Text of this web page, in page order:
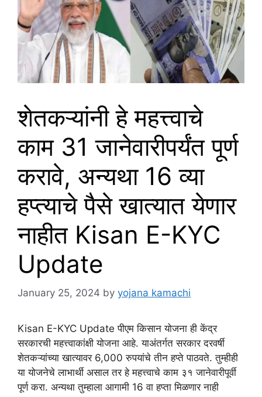
शेतकऱ्यांनी हे महत्त्वाचे
काम 31 जानेवारीपर्यंत पूर्ण
करावे, अन्यथा 16 व्या
हप्त्याचे पैसे खात्यात येणार
नाहीत Kisan E-KYC
Update
January 25, 2024 by yojana kamachi
Kisan E-KYC Update पीएम किसान योजना ही केंद्र
सरकारची महत्त्वाकांक्षी योजना आहे. याअंतर्गत सरकार दरवर्षी
शेतकऱ्यांच्या खात्यावर 6,000 रुपयांचे तीन हप्ते पाठवते. तुम्हीही
या योजनेचे लाभार्थी असाल तर हे महत्त्वाचे काम ३१ जानेवारीपूर्वी
पूर्ण करा. अन्यथा तुम्हाला आगामी 16 वा हप्ता मिळणार नाही